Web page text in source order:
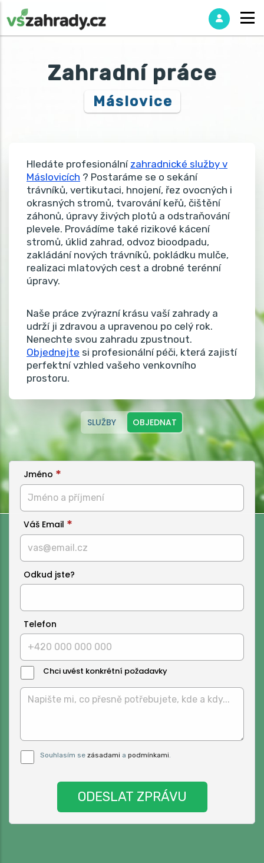
Zahradní práce
Máslovice
Hledáte profesionální zahradnické služby v
Máslovicích ? Postaráme se o sekání
trávníků, vertikutaci, hnojení, řez ovocných i
okrasných stromů, tvarování keřů, čištění
záhonů, úpravy živých plotů a odstraňování
plevele. Provádíme také rizikové kácení
stromů, úklid zahrad, odvoz bioodpadu,
zakládání nových trávníků, pokládku mulče,
realizaci mlatových cest a drobné terénní
úpravy.
Naše práce zvýrazní krásu vaší zahrady a
udrží ji zdravou a upravenou po celý rok.
Nenechte svou zahradu zpustnout.
Objednejte si profesionální péči, která zajistí
perfektní vzhled vašeho venkovního
prostoru.
SLUŽBY OBJEDNAT
Jméno
Váš Email
Odkud jste?
Telefon
Chci uvést konkrétní požadavky
Zprávy:
Pro odeslání musite odsouhlasit naše
podmínky.
Souhlasím se zásadami a podmínkami.